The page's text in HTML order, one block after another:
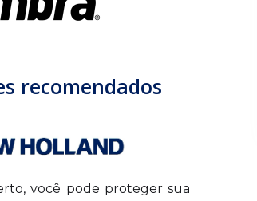
recomendados
você pode proteger sua